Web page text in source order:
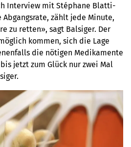
Interview mit Stéphane Blatti-
zählt jede Minute,
zu retten», sagt Balsiger. Der
kommen, sich die Lage
die nötigen Medikamente
jetzt zum Glück nur zwei Mal